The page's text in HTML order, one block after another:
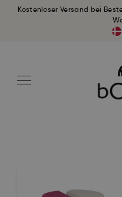
Kostenloser Versand bei